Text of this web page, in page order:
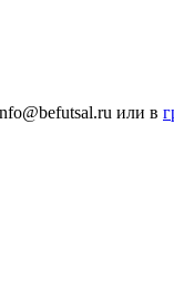
или в